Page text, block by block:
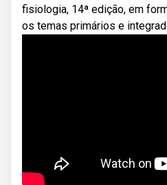
fisiologia, 14ª edição, em
os temas primários e